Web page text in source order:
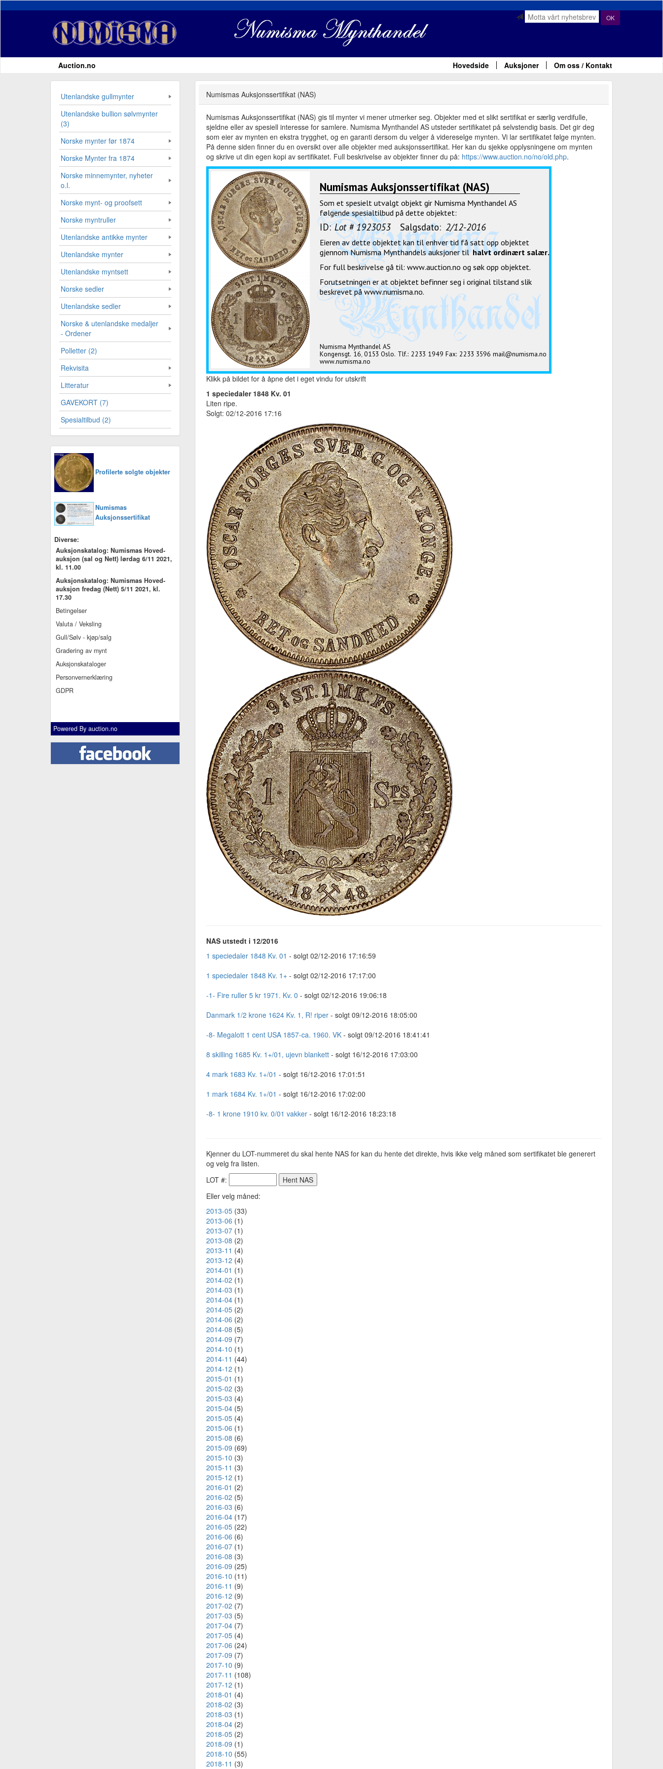
OK
Auction.no Hovedside Auksjoner Om oss / Kontakt
Utenlandske gullmynter
Utenlandske bullion sølvmynter
(3)
Norske mynter før 1874
Norske Mynter fra 1874
Norske minnemynter, nyheter
o.l.
Norske mynt- og proofsett
Norske myntruller
Utenlandske antikke mynter
Utenlandske mynter
Utenlandske myntsett
Norske sedler
Utenlandske sedler
Norske & utenlandske medaljer
- Ordener
Polletter (2)
Rekvisita
Litteratur
GAVEKORT (7)
Spesialtilbud (2)
Profilerte solgte objekter
Numismas
Auksjonssertifikat
Diverse:
Auksjonskatalog: Numismas Hoved-
auksjon (sal og Nett) lørdag 6/11 2021,
kl. 11.00
Auksjonskatalog: Numismas Hoved-
auksjon fredag (Nett) 5/11 2021, kl.
17.30
Betingelser
Valuta / Veksling
Gull/Sølv - kjøp/salg
Gradering av mynt
Auksjonskataloger
Personvernerklæring
GDPR
Powered By auction.no
Numismas Auksjonssertifikat (NAS)
Numismas Auksjonssertifikat (NAS) gis til mynter vi mener utmerker seg. Objekter med et slikt sertifikat er særlig verdifulle,
sjeldne eller av spesiell interesse for samlere. Numisma Mynthandel AS utsteder sertifikatet på selvstendig basis. Det gir deg
som eier av mynten en ekstra trygghet, og en garanti dersom du velger å videreselge mynten. Vi lar sertifikatet følge mynten.
På denne siden finner du en oversikt over alle objekter med auksjonssertifikat. Her kan du sjekke opplysningene om mynten
og skrive ut din egen kopi av sertifikatet. Full beskrivelse av objekter finner du på: https://www.auction.no/no/old.php.
Klikk på bildet for å åpne det i eget vindu for utskrift
1 speciedaler 1848 Kv. 01
Liten ripe.
Solgt: 02/12-2016 17:16
NAS utstedt i 12/2016
1 speciedaler 1848 Kv. 01 - solgt 02/12-2016 17:16:59
1 speciedaler 1848 Kv. 1+- solgt 02/12-2016 17:17:00
-1- Fire ruller 5 kr 1971. Kv. 0 - solgt 02/12-2016 19:06:18
Danmark 1/2 krone 1624 Kv. 1, R! riper- solgt 09/12-2016 18:05:00
-8- Megalott 1 cent USA 1857-ca. 1960. VK- solgt 09/12-2016 18:41:41
8 skilling 1685 Kv. 1+/01, ujevn blankett- solgt 16/12-2016 17:03:00
4 mark 1683 Kv. 1+/01 - solgt 16/12-2016 17:01:51
1 mark 1684 Kv. 1+/01 - solgt 16/12-2016 17:02:00
-8- 1 krone 1910 kv. 0/01 vakker- solgt 16/12-2016 18:23:18
Kjenner du LOT-nummeret du skal hente NAS for kan du hente det direkte, hvis ikke velg måned som sertifikatet ble generert
og velg fra listen.
LOT #:
Eller velg måned:
2013-05(33)
2013-06 (1)
2013-07(1)
2013-08 (2)
2013-11 (4)
2013-12 (4)
2014-01 (1)
2014-02 (1)
2014-03 (1)
2014-04(1)
2014-05(2)
2014-06 (2)
2014-08 (5)
2014-09 (7)
2014-10 (1)
2014-11 (44)
2014-12 (1)
2015-01 (1)
2015-02 (3)
2015-03 (4)
2015-04(5)
2015-05(4)
2015-06 (1)
2015-08 (6)
2015-09 (69)
2015-10 (3)
2015-11 (3)
2015-12 (1)
2016-01 (2)
2016-02 (5)
2016-03 (6)
2016-04(17)
2016-05(22)
2016-06 (6)
2016-07(1)
2016-08 (3)
2016-09 (25)
2016-10 (11)
2016-11 (9)
2016-12 (9)
2017-02 (7)
2017-03 (5)
2017-04(7)
2017-05(4)
2017-06 (24)
2017-09 (7)
2017-10 (9)
2017-11 (108)
2017-12 (1)
2018-01 (4)
2018-02 (3)
2018-03 (1)
2018-04(2)
2018-05(2)
2018-09 (1)
2018-10 (55)
2018-11 (3)